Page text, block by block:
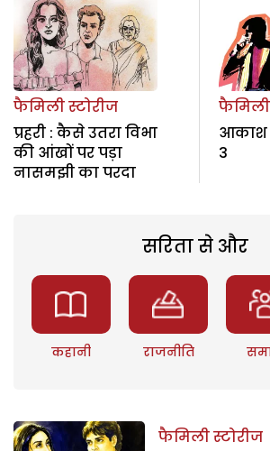
फैमिली स्टोरीज
प्रहरी : कैसे उतरा विभा
की आंखों पर पड़ा
नासमझी का परदा
फैमिली
आकाश
3
सरिता से और
कहानी राजनीति
फैमिली स्टोरीज